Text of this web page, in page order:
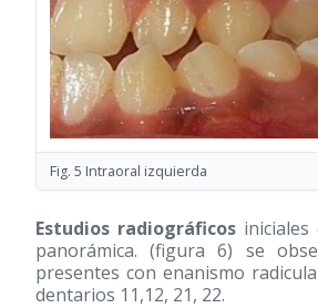
Fig. 5 Intraoral izquierda
Estudios radiográficos
panorámica. (figura 6) se
presentes con enanismo
dentarios 11,12, 21, 22.